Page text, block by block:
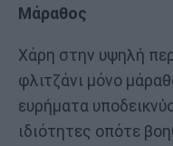
Μάραθος
Χάρη στην υψηλή
φλιτζάνι μόνο
ευρήματα
ιδιότητες οπότε